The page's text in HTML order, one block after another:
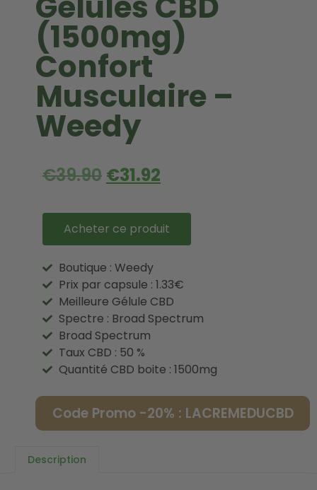
(1500mg)
Confort
Musculaire –
Weedy
€39.90 €31.92
Acheter ce produit
Boutique : Weedy
Prix par capsule : 1.33€
Meilleure Gélule CBD
Spectre : Broad Spectrum
Broad Spectrum
Taux CBD : 50 %
Quantité CBD boite : 1500mg
Code Promo -20% : LACREMEDUCBD
Description